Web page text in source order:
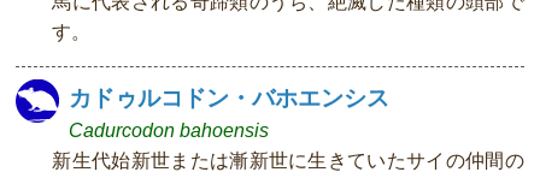
す。
カドゥルコドン・バホエンシス
Cadurcodon bahoensis
新生代始新世または漸新世に生きていたサイの仲間の